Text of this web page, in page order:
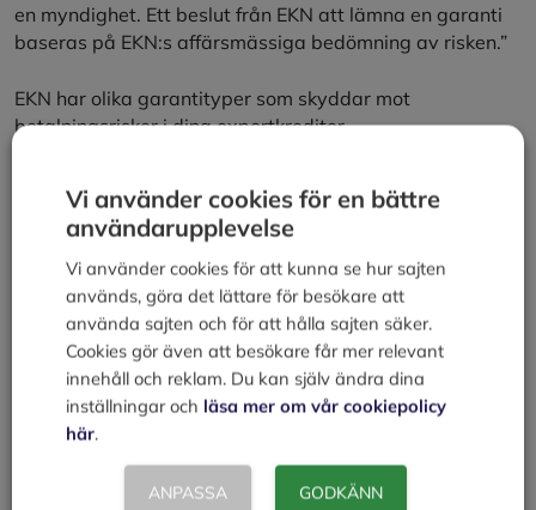
en myndighet. Ett beslut från EKN att lämna en garanti
baseras på EKN:s affärsmässiga bedömning av risken.”
EKN har olika garantityper som skyddar mot
betalningsrisker i dina exportkrediter.
garanti för kundfordringar, kredittid högst 12
månader.
För exportaffärer där kredittiden är över ett år finns
garanti för fordringsförlust, lång kredittid.
Garantin för tillverknings- och fordringsförlust täcker
även dina upparbetade kostnader, som du på grund
av att köparen bryter avtalet, inte kan fakturera.
Mer information finns hos:
Vi använder cookies för en bättre
användarupplevelse
Vi använder cookies för att kunna se hur sajten
används, göra det lättare för besökare att
använda sajten och för att hålla sajten säker.
Cookies gör även att besökare får mer relevant
innehåll och reklam. Du kan själv ändra dina
inställningar och läsa mer om vår cookiepolicy
här.
ANPASSA GODKÄNN